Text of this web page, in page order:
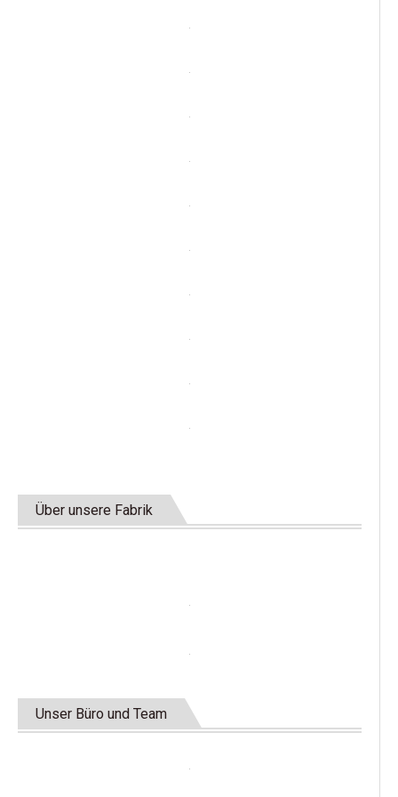
Über unsere Fabrik
Unser Büro und Team